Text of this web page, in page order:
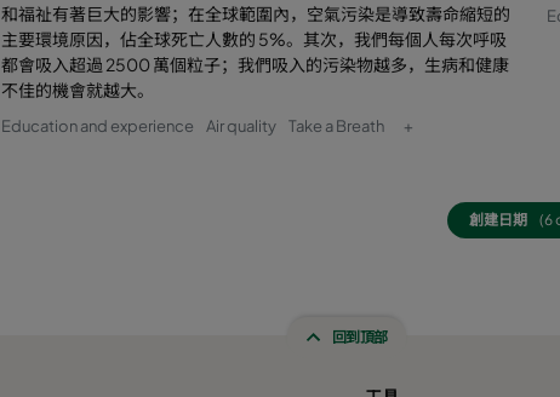
和福祉有著巨大的影響；在全球範圍內，空氣污染是導致壽命縮短的
主要環境原因，佔全球死亡人數的 5%。其次，我們每個人每次呼吸
都會吸入超過 2500 萬個粒子；我們吸入的污染物越多，生病和健康
不佳的機會就越大。
Education and experience Air quality Take a Breath +
創建日期
回到頂部